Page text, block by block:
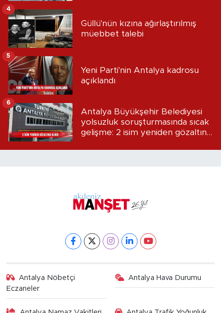
Güllü'nün kızına ağırlaştırılmış
müebbet talebi
4
Yeni Parti'nin Antalya kadrosu
açıklandı
5
Antalya Büyükşehir Belediyesi
yolsuzluk soruşturmasında sıcak
gelişme: 2 isim yeniden gözaltına
6
Antalya Nöbetçi
Eczaneler
Antalya Hava Durumu